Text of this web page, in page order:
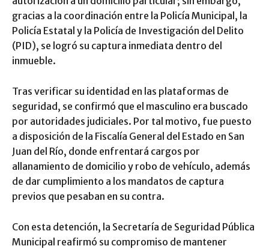
gracias a la coordinación entre la Policía Municipal, la
Policía Estatal y la Policía de Investigación del Delito
(PID), se logró su captura inmediata dentro del
inmueble.
Tras verificar su identidad en las plataformas de
seguridad, se confirmó que el masculino era buscado
por autoridades judiciales. Por tal motivo, fue puesto
a disposición de la Fiscalía General del Estado en San
Juan del Río, donde enfrentará cargos por
allanamiento de domicilio y robo de vehículo, además
de dar cumplimiento a los mandatos de captura
previos que pesaban en su contra.
Con esta detención, la Secretaría de Seguridad Pública
Municipal reafirmó su compromiso de mantener